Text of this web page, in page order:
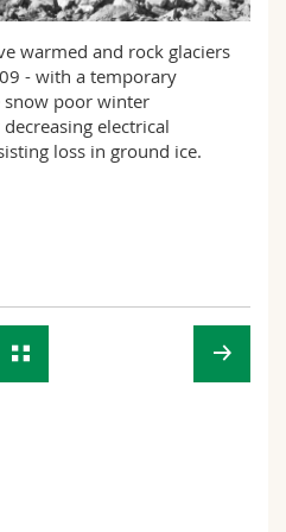
warmed and rock glaciers
- with a temporary
poor winter
electrical
loss in ground ice.